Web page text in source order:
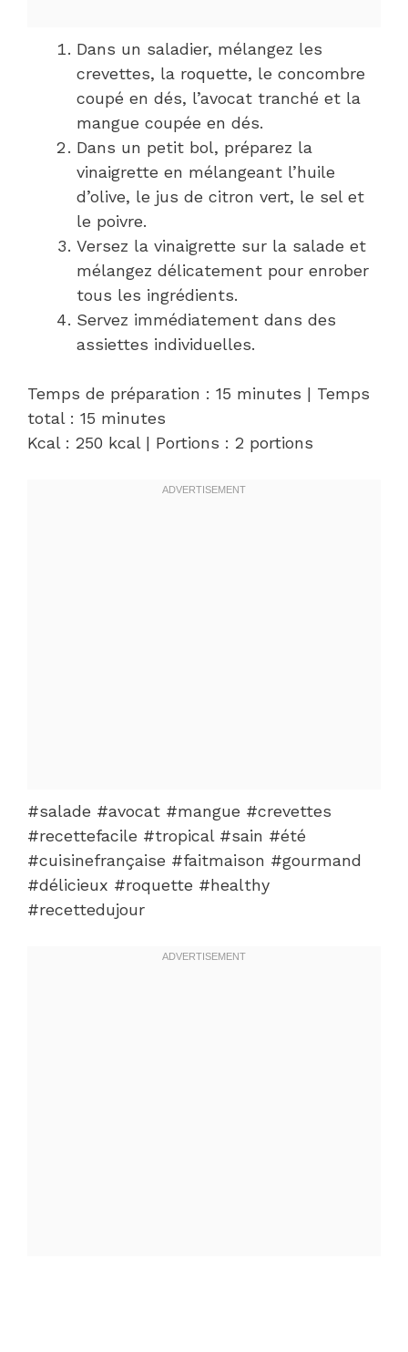
Dans un saladier, mélangez les
crevettes, la roquette, le concombre
coupé en dés, l’avocat tranché et la
mangue coupée en dés.
Dans un petit bol, préparez la
vinaigrette en mélangeant l’huile
d’olive, le jus de citron vert, le sel et
le poivre.
Versez la vinaigrette sur la salade et
mélangez délicatement pour enrober
tous les ingrédients.
Servez immédiatement dans des
assiettes individuelles.
Temps de préparation : 15 minutes | Temps
total : 15 minutes
Kcal : 250 kcal | Portions : 2 portions
#salade #avocat #mangue #crevettes
#recettefacile #tropical #sain #été
#cuisinefrançaise #faitmaison #gourmand
#délicieux #roquette #healthy
#recettedujour